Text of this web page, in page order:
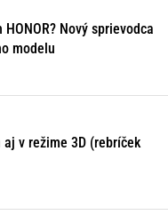
Nový sprievodca
modelu
aj v režime 3D (rebríček